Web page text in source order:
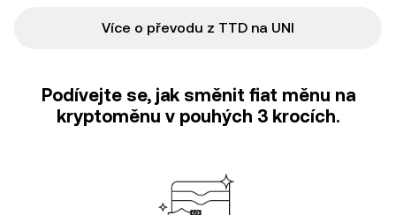
Více o převodu z TTD na UNI
Podívejte se, jak směnit fiat měnu na
kryptoměnu v pouhých 3 krocích.